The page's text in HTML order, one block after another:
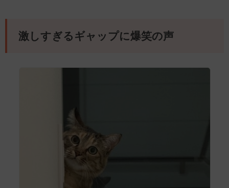
激しすぎるギャップに爆笑の声